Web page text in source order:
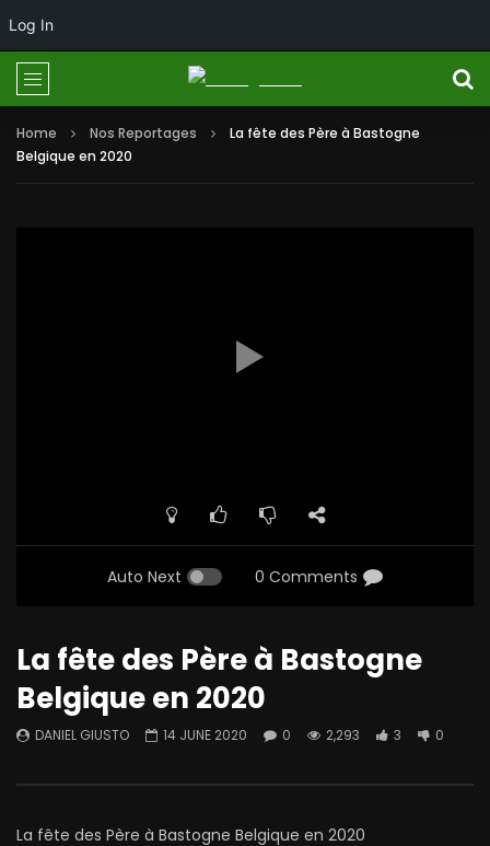
Log In
Home Nos Reportages
La fête des Père à Bastogne
Belgique en 2020
Auto Next 0 Comments
La fête des Père à Bastogne
Belgique en 2020
DANIEL GIUSTO 14 JUNE 2020 0 2,293 3 0
La fête des Père à Bastogne Belgique en 2020